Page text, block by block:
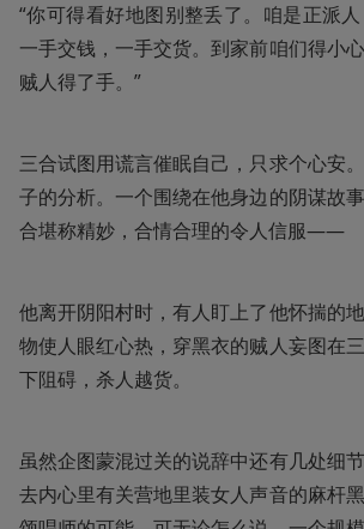
“你可得看好地图别整丢了。咱是正派
一手交钱，一手交货。到家前咱们得小
贼人得了手。”
三合试图用谎言催眠自己，只求个心安
子的分析。一个围绕在他身边的阴谋故
合堪称精妙，合情合理的令人信服——
他离开阴阳村时，有人盯上了他怀揣的
物使人眼红心热，穿黑衣的贼人妄图在
下阻碍，杀人越货。
虽然企图蒙混过关的说辞中还有几处细
去内心里有关营地里装女人声音的麻杆